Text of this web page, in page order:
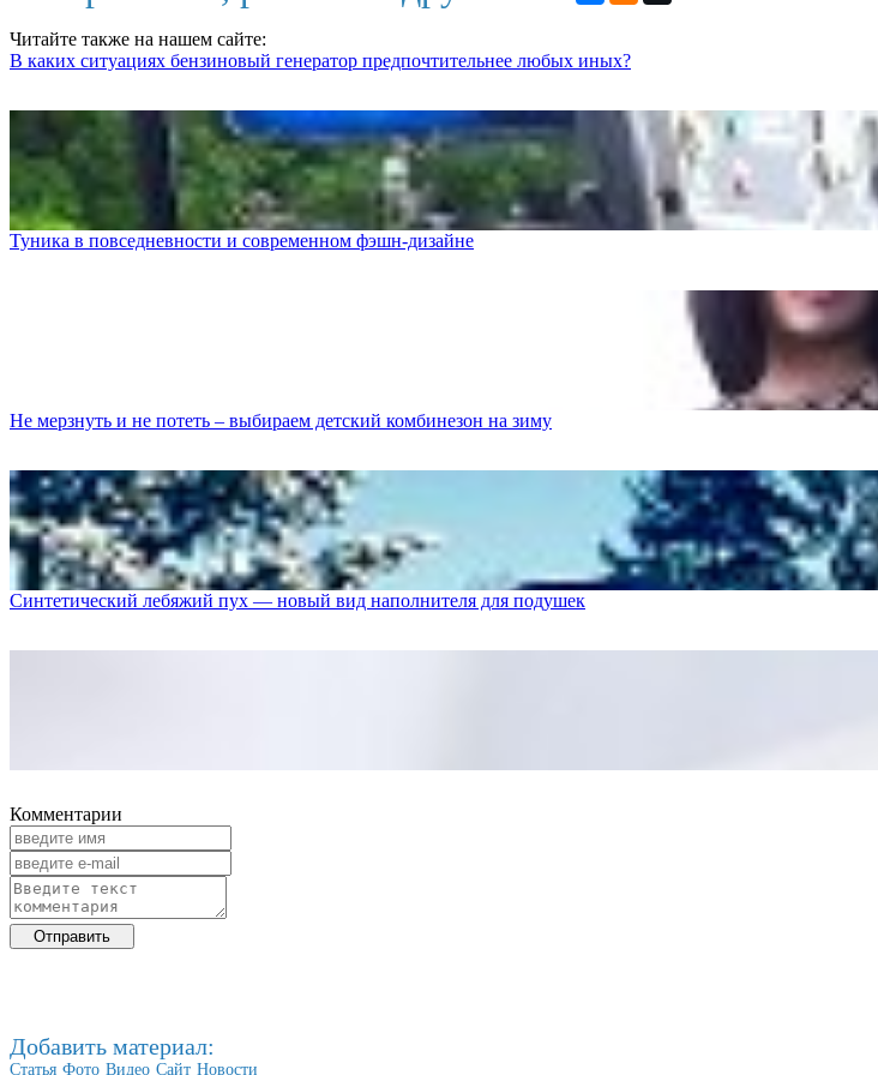
Читайте также на нашем сайте:
В каких ситуациях бензиновый генератор предпочтительнее любых иных?
Туника в повседневности и современном фэшн-дизайне
Не мерзнуть и не потеть – выбираем детский комбинезон на зиму
Синтетический лебяжий пух — новый вид наполнителя для подушек
Комментарии
Добавить материал:
Статья Фото Видео Сайт Новости